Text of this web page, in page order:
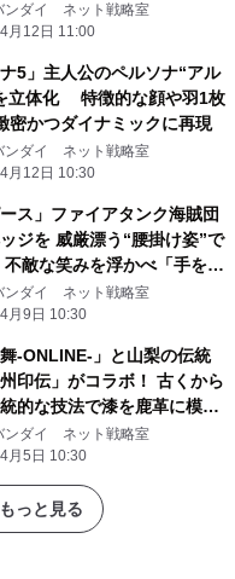
ンダイ ネット戦略室
月12日 11:00
ナ5」主人公のペルソナ“アル
立体化 特徴的な顔や羽1枚
密かつダイナミックに再現
ンダイ ネット戦略室
月12日 10:30
ース」ファイアタンク海賊団
ジを 威厳漂う“腰掛け姿”で
敵な笑みを浮かべ「手を組
える」2ポーズを再現
ンダイ ネット戦略室
月9日 10:30
舞-ONLINE-」と山梨の伝統
印伝」がコラボ！ 古くから
的な技法で漆を鹿革に模様
品！
ンダイ ネット戦略室
月5日 10:30
っと見る